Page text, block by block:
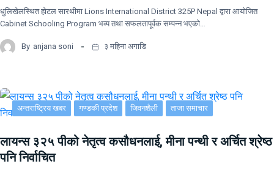
धुलिखेलस्थित होटल सारथीमा Lions International District 325P Nepal द्वारा आयोजित
Cabinet Schooling Program भव्य तथा सफलतापूर्वक सम्पन्न भएको…
By anjana soni ३ महिना अगाडि
अन्तराष्ट्रिय खबर गण्डकी प्रदेश जिवनशैली ताजा समाचार
लायन्स ३२५ पीको नेतृत्व कसौधनलाई, मीना पन्थी र अर्चित श्रेष्ठ
पनि निर्वाचित